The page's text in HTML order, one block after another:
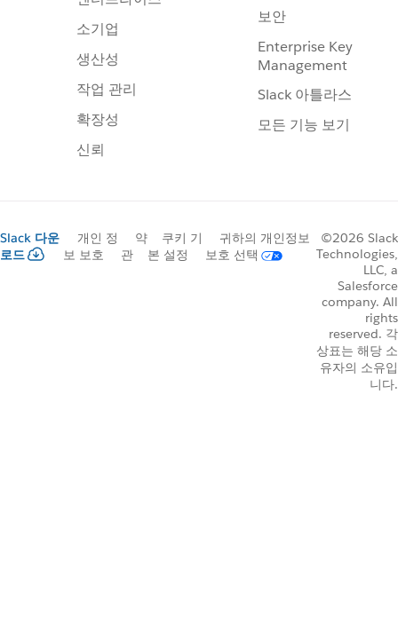
소기업
생산성
작업 관리
확장성
신뢰
보안
Enterprise Key
Management
Slack 아틀라스
모든 기능 보기
Slack 다운
로드
개인 정
보 보호
약
관
쿠키 기
본 설정
귀하의 개인정보
보호 선택
©2026 Slack
Technologies,
LLC, a
Salesforce
company. All
rights
reserved. 각
상표는 해당 소
유자의 소유입
니다.